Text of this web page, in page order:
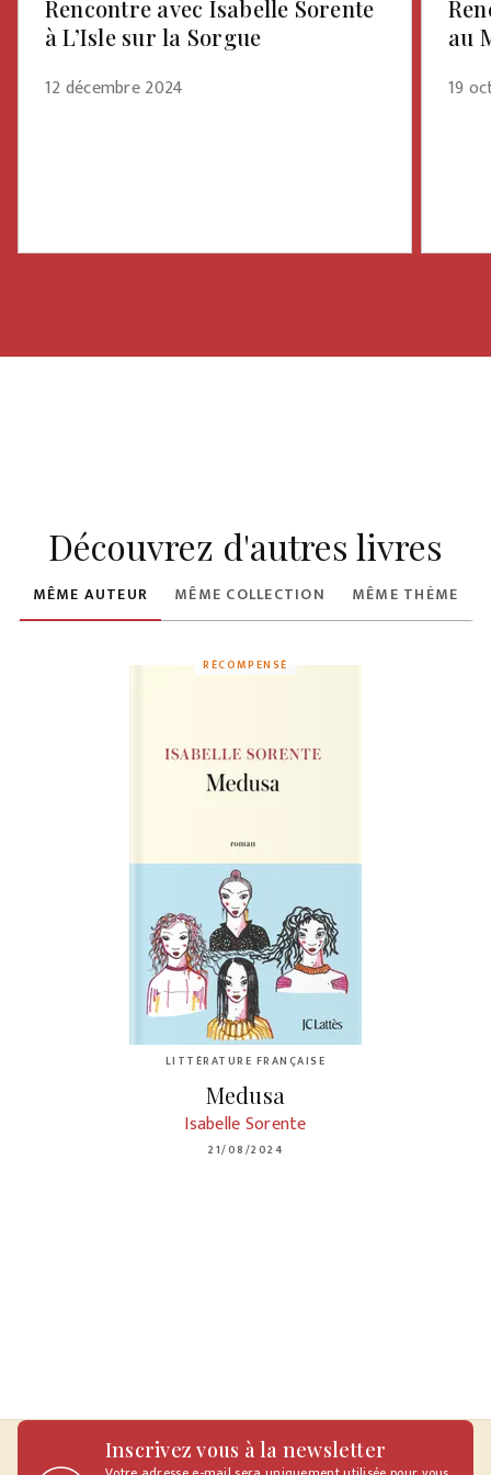
Rencontre avec Isabelle Sorente
à L’Isle sur la Sorgue
12 décembre 2024
au
19
Découvrez d'autres livres
MÊME AUTEUR MÊME COLLECTION MÊME THÈME
RÉCOMPENSÉ
LITTÉRATURE FRANÇAISE
Medusa
Isabelle Sorente
21/08/2024
Inscrivez vous à la newsletter